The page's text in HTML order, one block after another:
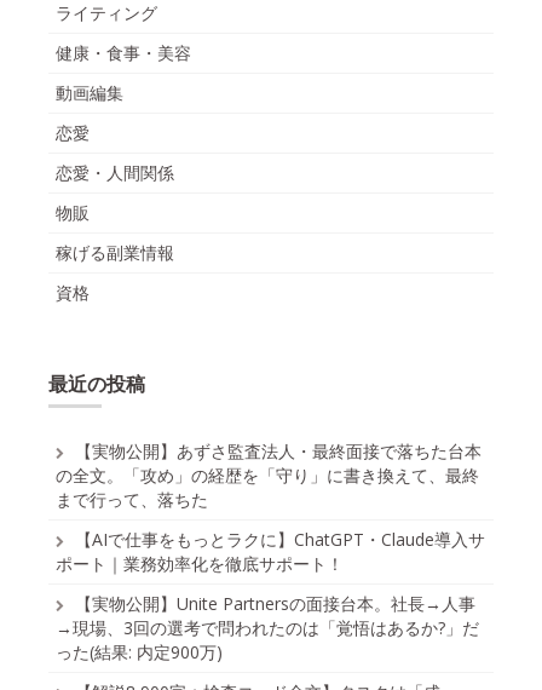
ライティング
健康・食事・美容
動画編集
恋愛
恋愛・人間関係
物販
稼げる副業情報
資格
最近の投稿
【実物公開】あずさ監査法人・最終面接で落ちた台本
の全文。「攻め」の経歴を「守り」に書き換えて、最終
まで行って、落ちた
【AIで仕事をもっとラクに】ChatGPT・Claude導入サ
ポート｜業務効率化を徹底サポート！
【実物公開】Unite Partnersの面接台本。社長→人事
→現場、3回の選考で問われたのは「覚悟はあるか?」だ
った(結果: 内定900万)